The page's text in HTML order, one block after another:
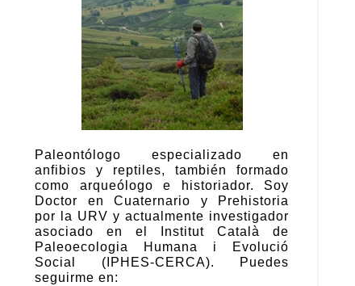
Paleontólogo especializado en
anfibios y reptiles, también formado
como arqueólogo e historiador. Soy
Doctor en Cuaternario y Prehistoria
por la URV y actualmente investigador
asociado en el Institut Català de
Paleoecologia Humana i Evolució
Social (IPHES-CERCA). Puedes
seguirme en: